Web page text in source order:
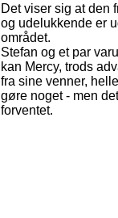
Det viser sig at den
og udelukkende er
området.
Stefan og et par
kan Mercy, trods
fra sine venner,
gøre noget - men
forventet.